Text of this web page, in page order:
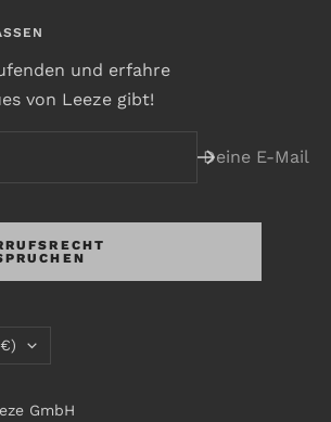
und erfahre
von Leeze gibt!
Deine E-Mail
€)
GmbH